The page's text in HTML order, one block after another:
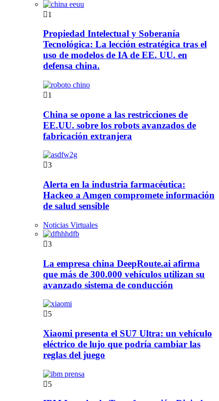
1
Propiedad Intelectual y Soberanía
Tecnológica: La lección estratégica tras el
uso de modelos de IA de EE. UU. en
defensa china.
1
China se opone a las restricciones de
EE.UU. sobre los robots avanzados de
fabricación extranjera
3
Alerta en la industria farmacéutica:
Hackeo a Amgen compromete información
de salud sensible
Noticias Virtuales
3
La empresa china DeepRoute.ai afirma
que más de 300.000 vehículos utilizan su
avanzado sistema de conducción
5
Xiaomi presenta el SU7 Ultra: un vehículo
eléctrico de lujo que podría cambiar las
reglas del juego
5